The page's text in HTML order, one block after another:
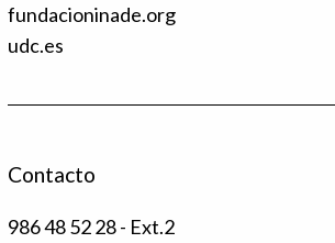
e
d
t
fundacioninade.org
udc.es
Contacto
986 48 52 28 - Ext.2